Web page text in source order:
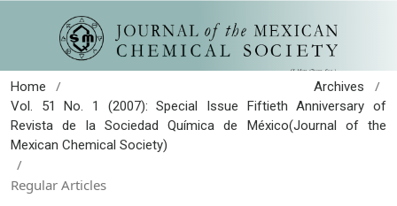
Home / Archives /
Vol. 51 No. 1 (2007): Special Issue Fiftieth Anniversary of
Revista de la Sociedad Química de México(Journal of the
Mexican Chemical Society)
/
Regular Articles